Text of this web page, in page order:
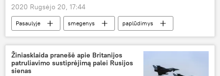
2020 Rugsėjo 20, 17:44
Pasaulyje smegenys paplūdimys
Žiniasklaida pranešė apie Britanijos
patruliavimo sustiprėjimą palei Rusijos
sienas